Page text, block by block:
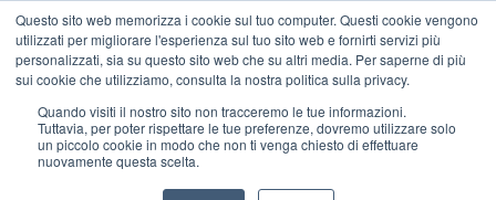
Questo sito web memorizza i cookie sul tuo computer. Questi cookie vengono
utilizzati per migliorare l'esperienza sul tuo sito web e fornirti servizi più
personalizzati, sia su questo sito web che su altri media. Per saperne di più
sui cookie che utilizziamo, consulta la nostra politica sulla privacy.
Quando visiti il ​​nostro sito non tracceremo le tue informazioni.
Tuttavia, per poter rispettare le tue preferenze, dovremo utilizzare solo
un piccolo cookie in modo che non ti venga chiesto di effettuare
nuovamente questa scelta.